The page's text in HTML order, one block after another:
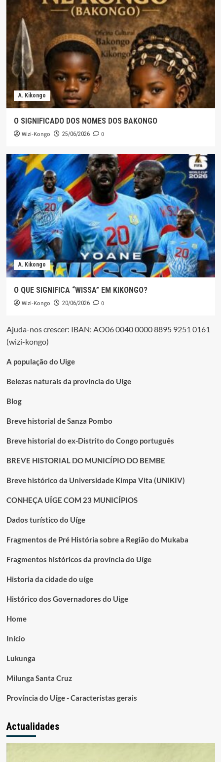
A. Kikongo
O SIGNIFICADO DOS NOMES DOS BAKONGO
Wizi-Kongo 25/06/2026 0
A. Kikongo
O QUE SIGNIFICA “WISSA” EM KIKONGO?
Wizi-Kongo 20/06/2026 0
Ajuda-nos crescer: IBAN: AO06 0040 0000 8895 9251 0161
(wizi-kongo)
A população do Uige
Belezas naturais da província do Uíge
Blog
Breve historial de Sanza Pombo
Breve historial do ex-Distrito do Congo português
BREVE HISTORIAL DO MUNICÍPIO DO BEMBE
Breve histórico da Universidade Kimpa Vita (UNIKIV)
CONHEÇA UÍGE COM 23 MUNICÍPIOS
Dados turístico do Uíge
Fragmentos de Pré História sobre a Região do Mukaba
Fragmentos históricos da província do Uíge
Historia da cidade do uíge
Histórico dos Governadores do Uige
Home
Início
Lukunga
Milunga Santa Cruz
Província do Uíge - Caracteristas gerais
Actualidades